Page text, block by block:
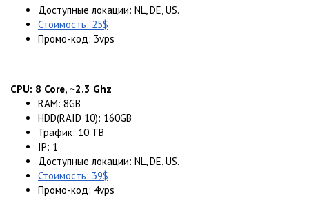
Доступные локации: NL, DE, US.
Стоимость: 25$
Промо-код: 3vps
CPU: 8 Core, ~2.3 Ghz
RAM: 8GB
HDD(RAID 10): 160GB
Трафик: 10 TB
IP: 1
Доступные локации: NL, DE, US.
Стоимость: 39$
Промо-код: 4vps